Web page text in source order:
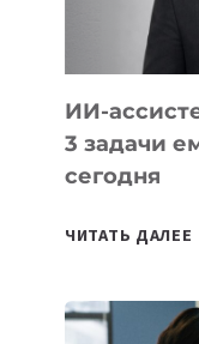
ИИ-
3 задачи
сегодня
ЧИТАТЬ ДАЛЕЕ